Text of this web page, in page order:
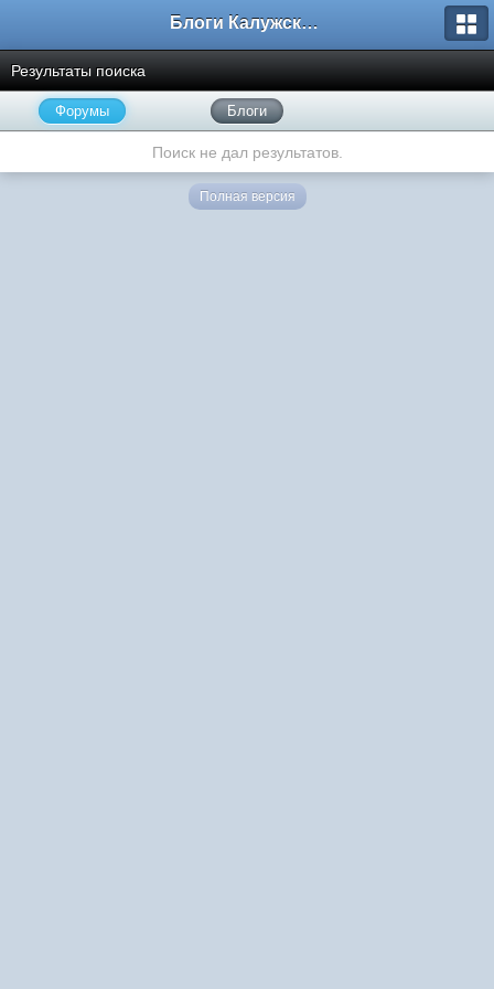
Блоги Калужского перекрестка
Результаты поиска
Форумы Блоги
Поиск не дал результатов.
Полная версия